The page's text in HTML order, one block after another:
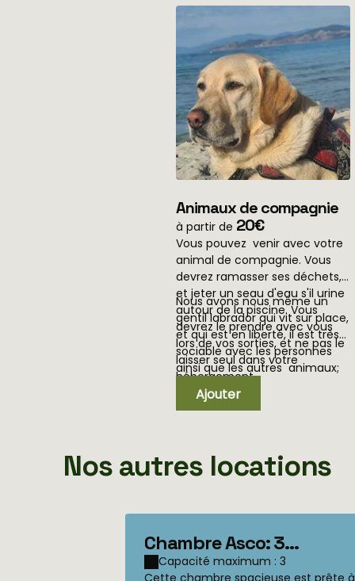
Animaux de compagnie
à partir de 20€
Vous pouvez venir avec votre
animal de compagnie. Vous
devrez ramasser ses déchets,
et jeter un seau d'eau s'il urine
autour de la piscine. Vous
devrez le prendre avec vous
lors de vos sorties, et ne pas le
laisser seul dans votre
hébergement.
Nous avons nous même un
gentil labrador qui vit sur place,
et qui est en liberté, il est très
sociable avec les personnes
ainsi que les autres animaux;
Vous n'aurez aucun problème
avec notre Biancu préféré.
animal préféré aussi. Merci
Ajouter
Nos autres locations
Chambre Asco: 3
personnes vu montagne
Capacité maximum : 3
Cette chambre spacieuse est prête à